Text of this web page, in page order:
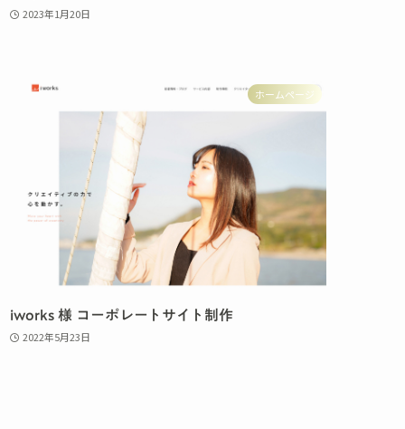
2023年1月20日
ホームページ
iworks 様 コーポレートサイト制作
2022年5月23日